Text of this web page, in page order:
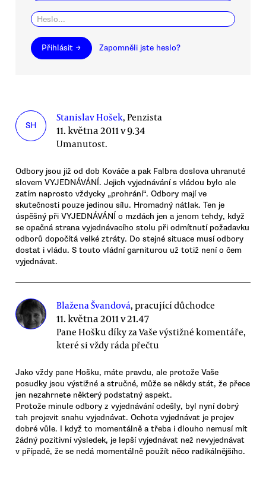
Přihlásit → Zapomněli jste heslo?
SH
Stanislav Hošek, Penzista
11. května 2011 v 9.34
Umanutost.
Odbory jsou již od dob Kováče a pak Falbra doslova uhranuté
slovem VYJEDNÁVÁNÍ. Jejich vyjednávání s vládou bylo ale
zatím naprosto vždycky „prohrání“. Odbory mají ve
skutečnosti pouze jedinou sílu. Hromadný nátlak. Ten je
úspěšný při VYJEDNÁVÁNÍ o mzdách jen a jenom tehdy, když
se opačná strana vyjednávacího stolu při odmítnutí požadavku
odborů dopočítá velké ztráty. Do stejné situace musí odbory
dostat i vládu. S touto vládní garniturou už totiž není o čem
vyjednávat.
Blažena Švandová, pracující důchodce
11. května 2011 v 21.47
Pane Hošku díky za Vaše výstižné komentáře,
které si vždy ráda přečtu
Jako vždy pane Hošku, máte pravdu, ale protože Vaše
posudky jsou výstižné a stručné, může se někdy stát, že přece
jen nezahrnete některý podstatný aspekt.
Protože minule odbory z vyjednávání odešly, byl nyní dobrý
tah projevit snahu vyjednávat. Ochota vyjednávat je projev
dobré vůle. I když to momentálně a třeba i dlouho nemusí mít
žádný pozitivní výsledek, je lepší vyjednávat než nevyjednávat
v případě, že se nedá momentálně použít něco radikálnějšího.